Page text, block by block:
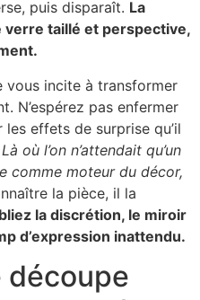
puis disparaît. La
verre taillé et perspective,
vous incite à transformer
N’espérez pas enfermer
effets de surprise qu’il
Là où l’on n’attendait qu’un
comme moteur du décor,
la pièce, il la
la discrétion, le miroir
d’expression inattendu.
découpe